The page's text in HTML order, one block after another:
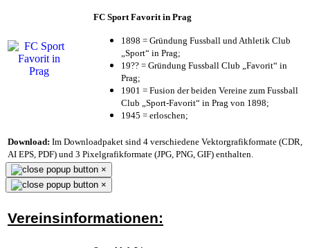
FC Sport Favorit in Prag
1898 = Gründung Fussball und Athletik Club
„Sport“ in Prag;
19?? = Gründung Fussball Club „Favorit“ in
Prag;
1901 = Fusion der beiden Vereine zum Fussball
Club „Sport-Favorit“ in Prag von 1898;
1945 = erloschen;
Download: Im Downloadpaket sind 4 verschiedene Vektorgrafikformate (CDR,
AI EPS, PDF) und 3 Pixelgrafikformate (JPG, PNG, GIF) enthalten.
×
×
Vereinsinformationen: